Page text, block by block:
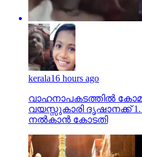
kerala16 hours ago
വാഹനാപകടത്തില്‍
വയസ്സുകാരി ദൃഷാനക്ക്
നല്‍കാന്‍ കോടതി